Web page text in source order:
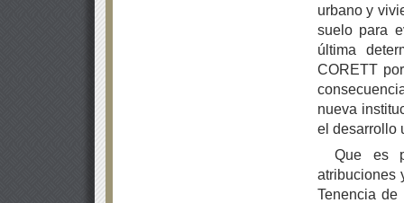
urbano y
suelo para
última
CORETT
nueva
el desarrollo
Que es
atribuciones
Tenencia